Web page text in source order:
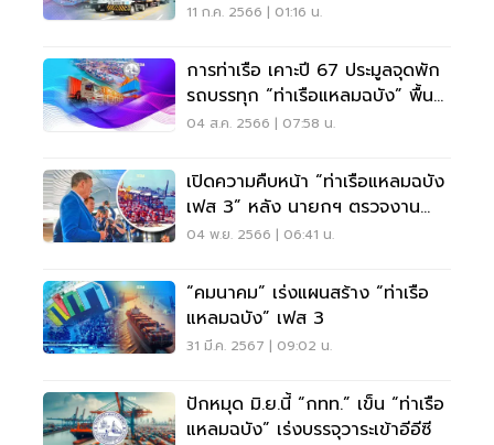
11 ก.ค. 2566 | 01:16 น.
การท่าเรือ เคาะปี 67 ประมูลจุดพัก
รถบรรทุก “ท่าเรือแหลมฉบัง” พื้นที่
90 ไร่
04 ส.ค. 2566 | 07:58 น.
เปิดความคืบหน้า “ท่าเรือแหลมฉบัง
เฟส 3” หลัง นายกฯ ตรวจงาน
ก่อสร้าง
04 พ.ย. 2566 | 06:41 น.
“คมนาคม” เร่งแผนสร้าง “ท่าเรือ
แหลมฉบัง” เฟส 3
31 มี.ค. 2567 | 09:02 น.
ปักหมุด มิ.ย.นี้ “กทท.” เข็น “ท่าเรือ
แหลมฉบัง” เร่งบรรจุวาระเข้าอีอีซี